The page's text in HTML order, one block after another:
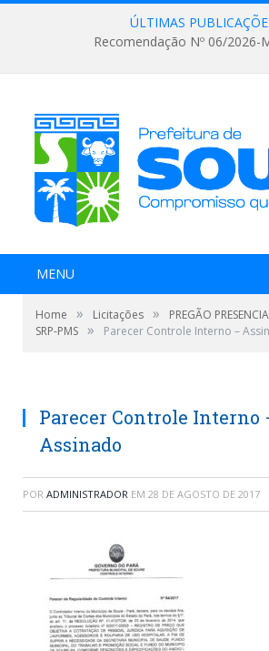
ÚLTIMAS
Recomendação Nº 06/2026-
MENU
Home » Licitações »
PREGÃO
SRP-PMS » Parecer Controle Interno –
Parecer Controle Interno
Assinado
POR ADMINISTRADOR EM 28 DE AGOSTO DE 2017